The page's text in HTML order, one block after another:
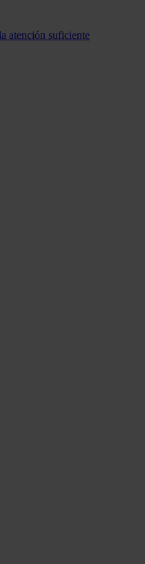
atención suficiente